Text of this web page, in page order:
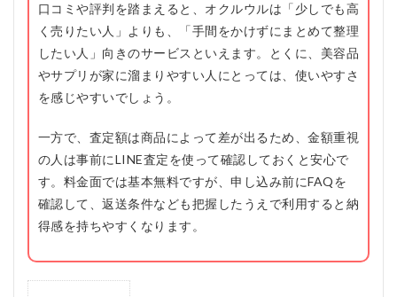
口コミや評判を踏まえると、オクルウルは「少しでも高
く売りたい人」よりも、「手間をかけずにまとめて整理
したい人」向きのサービスといえます。とくに、美容品
やサプリが家に溜まりやすい人にとっては、使いやすさ
を感じやすいでしょう。
一方で、査定額は商品によって差が出るため、金額重視
の人は事前にLINE査定を使って確認しておくと安心で
す。料金面では基本無料ですが、申し込み前にFAQを
確認して、返送条件なども把握したうえで利用すると納
得感を持ちやすくなります。